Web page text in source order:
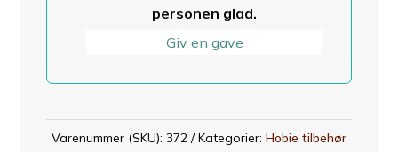
personen glad.
Giv en gave
Varenummer (SKU): 372 Kategorier: Hobie tilbehør